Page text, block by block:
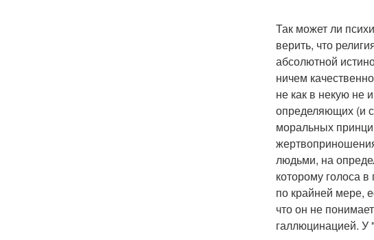
Так может ли
верить, что
абсолютной
ничем
не как в некую не
определяющих (и
моральных
людьми, на
которому голоса
по крайней мере,
что он не
галлюцинацией.